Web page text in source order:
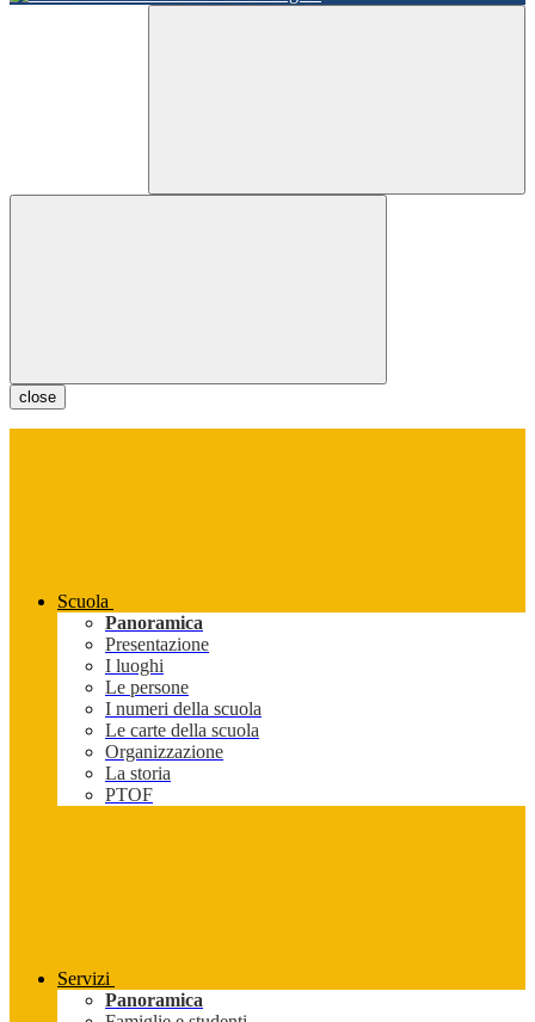
close
Scuola
Panoramica
Presentazione
I luoghi
Le persone
I numeri della scuola
Le carte della scuola
Organizzazione
La storia
PTOF
Servizi
Panoramica